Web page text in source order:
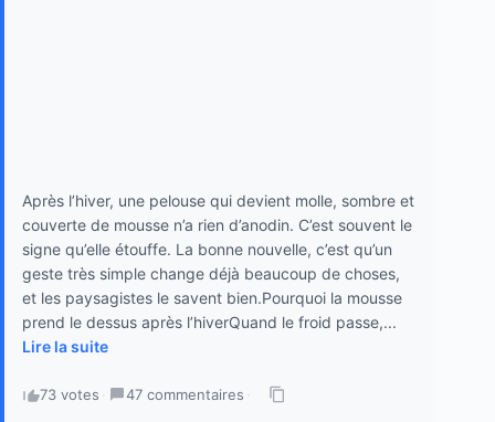
Après l’hiver, une pelouse qui devient molle, sombre et
couverte de mousse n’a rien d’anodin. C’est souvent le
signe qu’elle étouffe. La bonne nouvelle, c’est qu’un
geste très simple change déjà beaucoup de choses,
et les paysagistes le savent bien.Pourquoi la mousse
prend le dessus après l’hiverQuand le froid passe,...
Lire la suite
73 votes · 47 commentaires ·